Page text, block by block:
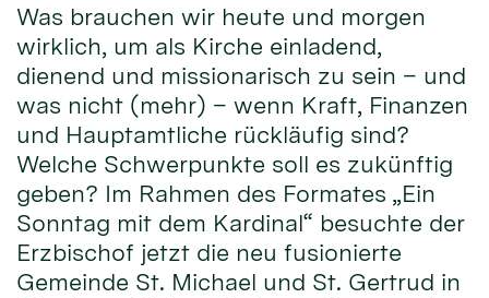
Was brauchen wir heute und morgen
wirklich, um als Kirche einladend,
dienend und missionarisch zu sein – und
was nicht (mehr) – wenn Kraft, Finanzen
und Hauptamtliche rückläufig sind?
Welche Schwerpunkte soll es zukünftig
geben? Im Rahmen des Formates „Ein
Sonntag mit dem Kardinal“ besuchte der
Erzbischof jetzt die neu fusionierte
Gemeinde St. Michael und St. Gertrud in